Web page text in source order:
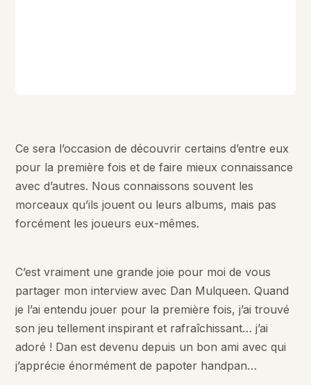
Ce sera l’occasion de découvrir certains d’entre eux
pour la première fois et de faire mieux connaissance
avec d’autres. Nous connaissons souvent les
morceaux qu’ils jouent ou leurs albums, mais pas
forcément les joueurs eux-mêmes.
C’est vraiment une grande joie pour moi de vous
partager mon interview avec Dan Mulqueen. Quand
je l’ai entendu jouer pour la première fois, j’ai trouvé
son jeu tellement inspirant et rafraîchissant… j’ai
adoré ! Dan est devenu depuis un bon ami avec qui
j’apprécie énormément de papoter handpan…